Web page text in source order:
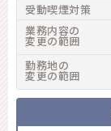
受動喫煙対策
業務内容の
変更の範囲
勤務地の
変更の範囲